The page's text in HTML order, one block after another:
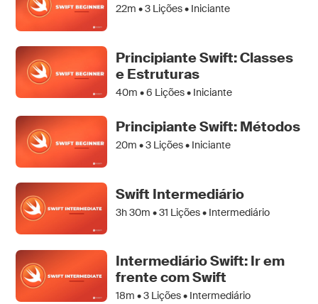
22m •3 Lições • Iniciante
Principiante Swift: Classes
e Estruturas
40m •6 Lições • Iniciante
Principiante Swift: Métodos
20m •3 Lições • Iniciante
Swift Intermediário
3h 30m •31 Lições • Intermediário
Intermediário Swift: Ir em
frente com Swift
18m •3 Lições • Intermediário